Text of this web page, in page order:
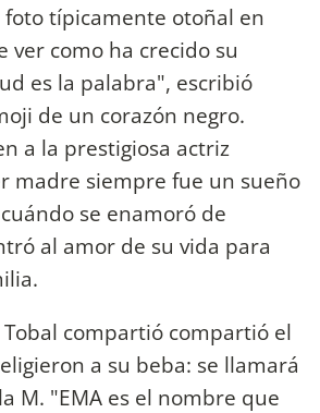
típicamente otoñal en
ver como ha crecido su
es la palabra", escribió
de un corazón negro.
a la prestigiosa actriz
madre siempre fue un sueño
se enamoró de
al amor de su vida para
compartió compartió el
a su beba: se llamará
M. "EMA es el nombre que